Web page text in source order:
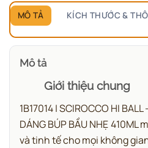
MÔ TẢ KÍCH THƯỚC &
Mô tả
Giới thiệu chung
1B17014 | SCIROCCO HI
DÁNG BÚP BẦU NHẸ
và tinh tế cho mọi không